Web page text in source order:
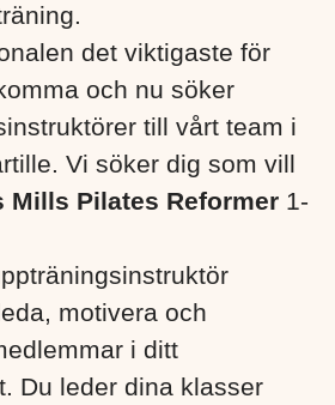
det viktigaste för
och nu söker
till vårt team i
Vi söker dig som vill
Mills Pilates Reformer 1-
motivera och
i ditt
Du leder dina klasser